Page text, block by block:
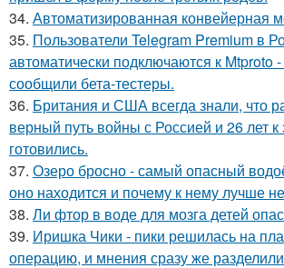
34. Автоматизированная конвейерная
35. Пользователи Telegram Premium в
автоматически подключаются к Mtproto
сообщили бета-тестеры.
36. Британия и США всегда знали, что
верный путь войны с Россией и 26 лет к
готовились.
37. Озеро бросно - самый опасный
оно находится и почему к нему лучше
38. Ли фтор в воде для мозга детей
39. Иришка Чики - пики решилась на
операцию, и мнения сразу же